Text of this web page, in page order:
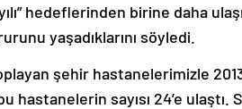
hedeflerinden birine daha
yaşadıklarını söyledi.
şehir hastanelerimizle
hastanelerin sayısı 24’e ulaştı.